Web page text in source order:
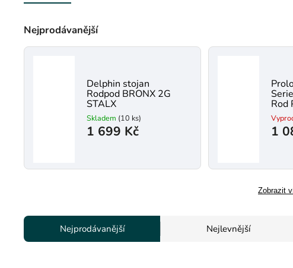
Nejprodávanější
Delphin stojan
Rodpod BRONX 2G
STALX
Skladem (10 ks)
1 699 Kč
Rod
1
Zobrazit
Nejprodávanější Nejlevnější